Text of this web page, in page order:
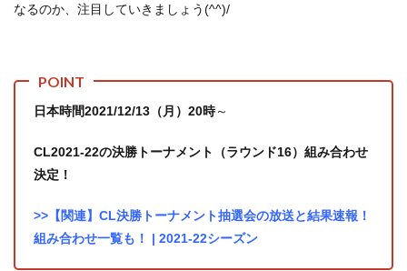
なるのか、注目していきましょう(^^)/
日本時間2021/12/13（月）20時～
CL2021-22の決勝トーナメント（ラウンド16）組み合わせ
決定！
>>【関連】CL決勝トーナメント抽選会の放送と結果速報！
組み合わせ一覧も！ | 2021-22シーズン